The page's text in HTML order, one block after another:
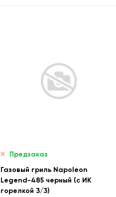
Предзаказ
Газовый гриль Napoleon
Legend-485 черный (с ИК
горелкой 3/3)